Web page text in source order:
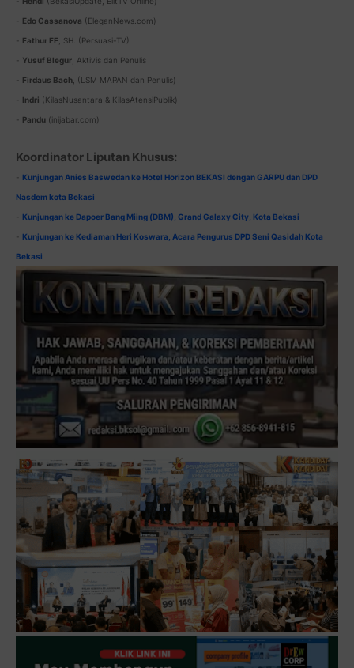
Edo Cassanova (EleganNews.com)
Fathur FF , SH. (Persuasi-TV)
Yusuf Blegur , Aktivis dan Penulis
Firdaus Bach , (LSM MAPAN dan Penulis)
Indri (KilasNusantara & KilasAtensiPublik)
Pandu (inijabar.com)
Koordinator Liputan Khusus:
Kunjungan Anies Baswedan ke Hotel Horizon BEKASI dengan GARPU dan DPD
Nasdem kota Bekasi
Kunjungan ke Dapoer Bang Miing (DBM), Grand Galaxy City, Kota Bekasi
Kunjungan ke Kediaman Heri Koswara, Acara Pengurus DPD Seni Qasidah Kota
Bekasi